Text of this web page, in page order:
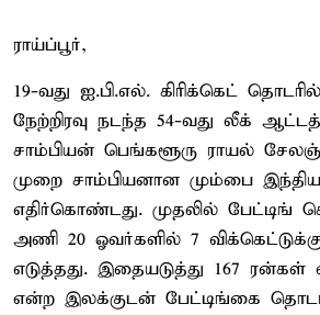
ராய்ப்பூர்,
19-வது ஐ.பி.எல். கிரிக்கெட் தொடரில்
நேற்றிரவு நடந்த 54-வது லீக்
சாம்பியன் பெங்களூரு ராயல்
முறை சாம்பியனான மும்பை
எதிர்கொண்டது. முதலில் பேட்டிங்
அணி 20 ஓவர்களில் 7
எடுத்தது. இதையடுத்து 167 ரன்கள்
என்ற இலக்குடன் பேட்டிங்கை